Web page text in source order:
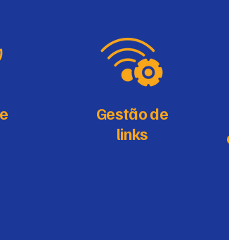
Gestão de
links